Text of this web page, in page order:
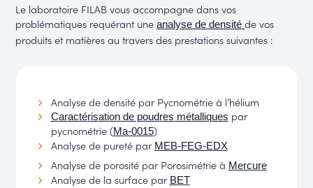
Le laboratoire FILAB vous accompagne dans vos
problématiques requérant uneanalyse de densitéde vos
produits et matières au travers des prestations suivantes :
Analyse de densité par Pycnométrie à l’hélium
Caractérisation de poudres métalliques par
pycnométrie (Ma-0015)
Analyse de pureté par MEB-FEG-EDX
Analyse de porosité par Porosimétrie à Mercure
Analyse de la surface par BET